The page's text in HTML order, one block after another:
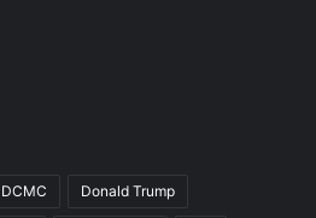
DCMC Donald Trump